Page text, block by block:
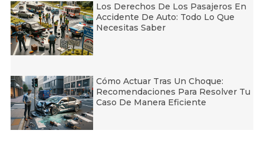
Los Derechos De Los Pasajeros En
Accidente De Auto: Todo Lo Que
Necesitas Saber
Cómo Actuar Tras Un Choque:
Recomendaciones Para Resolver Tu
Caso De Manera Eficiente